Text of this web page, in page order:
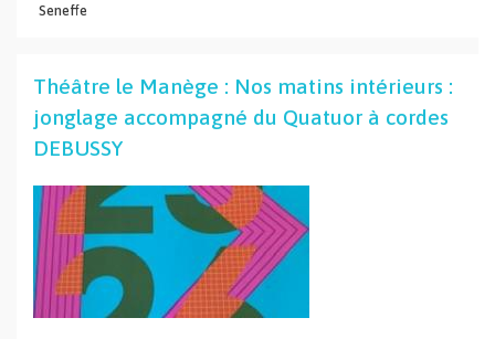
Seneffe
Théâtre le Manège : Nos matins intérieurs :
jonglage accompagné du Quatuor à cordes
DEBUSSY